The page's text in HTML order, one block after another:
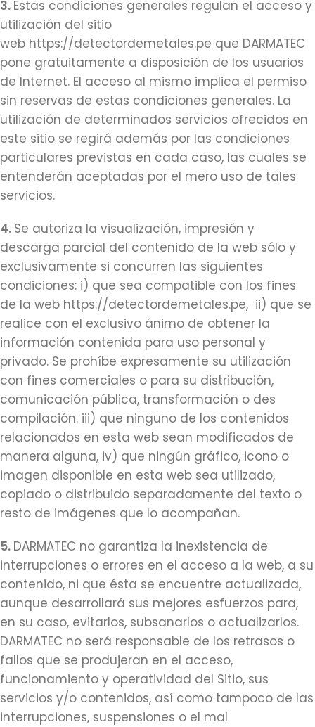
3. Estas condiciones generales regulan el acceso y
utilización del sitio
web https://detectordemetales.pe que DARMATEC
pone gratuitamente a disposición de los usuarios
de Internet. El acceso al mismo implica el permiso
sin reservas de estas condiciones generales. La
utilización de determinados servicios ofrecidos en
este sitio se regirá además por las condiciones
particulares previstas en cada caso, las cuales se
entenderán aceptadas por el mero uso de tales
servicios.
4. Se autoriza la visualización, impresión y
descarga parcial del contenido de la web sólo y
exclusivamente si concurren las siguientes
condiciones: i) que sea compatible con los fines
de la web https://detectordemetales.pe, ii) que se
realice con el exclusivo ánimo de obtener la
información contenida para uso personal y
privado. Se prohíbe expresamente su utilización
con fines comerciales o para su distribución,
comunicación pública, transformación o des
compilación. iii) que ninguno de los contenidos
relacionados en esta web sean modificados de
manera alguna, iv) que ningún gráfico, icono o
imagen disponible en esta web sea utilizado,
copiado o distribuido separadamente del texto o
resto de imágenes que lo acompañan.
5. DARMATEC no garantiza la inexistencia de
interrupciones o errores en el acceso a la web, a su
contenido, ni que ésta se encuentre actualizada,
aunque desarrollará sus mejores esfuerzos para,
en su caso, evitarlos, subsanarlos o actualizarlos.
DARMATEC no será responsable de los retrasos o
fallos que se produjeran en el acceso,
funcionamiento y operatividad del Sitio, sus
servicios y/o contenidos, así como tampoco de las
interrupciones, suspensiones o el mal